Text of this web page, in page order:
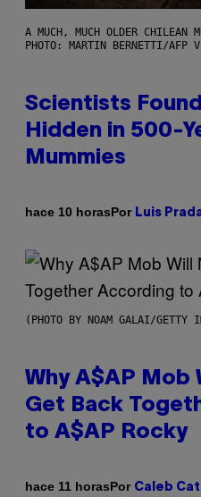
A MUCH, MUCH OLDER CHILEAN
PHOTO: MARTIN BERNETTI/AFP
Scientists
Hidden in 500-
Mummies
hace 10 horasPor Luis
(PHOTO BY NOAM GALAI/GETTY
Why A$AP Mob
Get Back
to A$AP Rocky
hace 11 horasPor Caleb